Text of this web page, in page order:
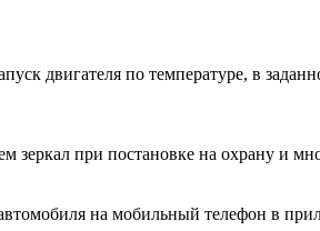
двигателя по температуре, в
при постановке на охрану и
на мобильный телефон в